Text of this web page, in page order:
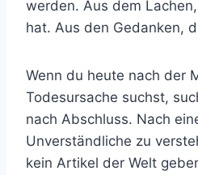
werden. Aus dem
hat. Aus den Gedanken,
Wenn du heute nach der
Todesursache suchst,
nach Abschluss. Nach
Unverständliche zu
kein Artikel der Welt